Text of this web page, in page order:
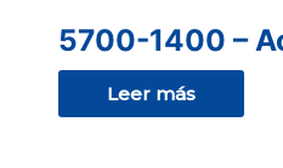
5700-1400 –
Leer más